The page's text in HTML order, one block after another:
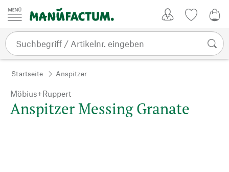
Zum Inhalt springen
Startseite Anspitzer
Möbius+Ruppert
Anspitzer Messing Granate